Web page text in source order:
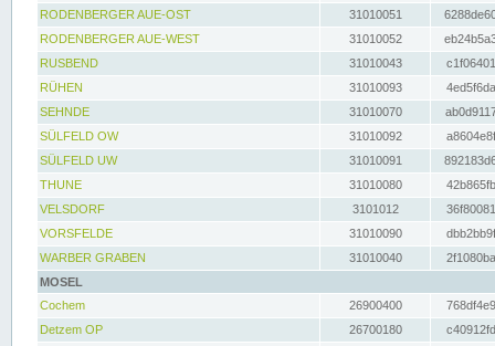
RODENBERGER AUE-OST
31010051
RODENBERGER AUE-WEST
31010052
RUSBEND
31010043
RÜHEN
31010093
SEHNDE
31010070
SÜLFELD OW
31010092
SÜLFELD UW
31010091
THUNE
31010080
VELSDORF
3101012
VORSFELDE
31010090
WARBER GRABEN
31010040
MOSEL
Cochem
26900400
Detzem OP
26700180